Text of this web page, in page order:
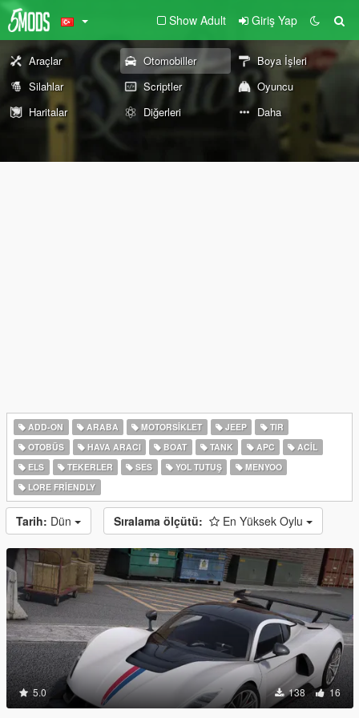
Show Adult Giriş Yap
Araçlar Otomobiller
Boya İşleri
Silahlar
Scriptler
Oyuncu
Haritalar
Diğerleri Daha
ADD-ON ARABA MOTORSIKLET JEEP
TIR
OTOBÜS
HAVA ARACI BOAT TANK APC
ACIL
ELS
TEKERLER SES YOL TUTUŞ
MENYOO
LORE FRIENDLY
Tarih: Dün Sıralama ölçütü: En Yüksek Oylu
5.0 138 16